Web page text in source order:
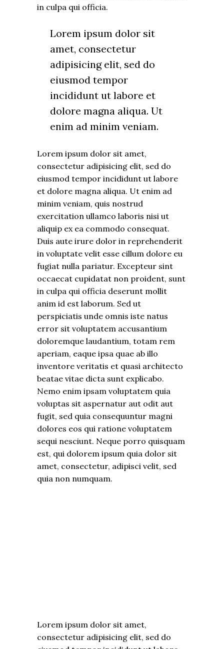
in culpa qui officia.
Lorem ipsum dolor sit
amet, consectetur
adipisicing elit, sed do
eiusmod tempor
incididunt ut labore et
dolore magna aliqua. Ut
enim ad minim veniam.
Lorem ipsum dolor sit amet,
consectetur adipisicing elit, sed do
eiusmod tempor incididunt ut labore
et dolore magna aliqua. Ut enim ad
minim veniam, quis nostrud
exercitation ullamco laboris nisi ut
aliquip ex ea commodo consequat.
Duis aute irure dolor in reprehenderit
in voluptate velit esse cillum dolore eu
fugiat nulla pariatur. Excepteur sint
occaecat cupidatat non proident, sunt
in culpa qui officia deserunt mollit
anim id est laborum. Sed ut
perspiciatis unde omnis iste natus
error sit voluptatem accusantium
doloremque laudantium, totam rem
aperiam, eaque ipsa quae ab illo
inventore veritatis et quasi architecto
beatae vitae dicta sunt explicabo.
Nemo enim ipsam voluptatem quia
voluptas sit aspernatur aut odit aut
fugit, sed quia consequuntur magni
dolores eos qui ratione voluptatem
sequi nesciunt. Neque porro quisquam
est, qui dolorem ipsum quia dolor sit
amet, consectetur, adipisci velit, sed
quia non numquam.
Lorem ipsum dolor sit amet,
consectetur adipisicing elit, sed do